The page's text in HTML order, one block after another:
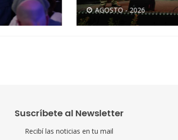
AGOSTO - 2026
Suscríbete al Newsletter
Recibí las noticias en tu mail